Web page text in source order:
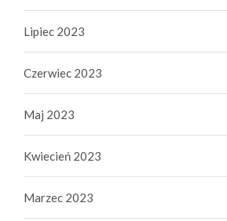
Lipiec 2023
Czerwiec 2023
Maj 2023
Kwiecień 2023
Marzec 2023